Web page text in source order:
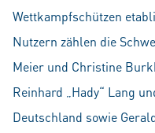
Wettkampfschützen
Nutzern zählen die
Meier und Christine
Reinhard „Hady“ Lang
Deutschland sowie